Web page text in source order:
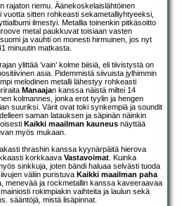
rajaton riemu. Äänekoskelaislähtöinen
sitten rohkeasti sekametalliyhtyeeksi,
ilmestyi. Metallia toinenkin pitkäsoitto
metal paukkuvat toisiaan vasten
ja vauhti on monesti hirmuinen, jos nyt
minuutin matkasta.
ylittää ’vain’ kolme biisiä, eli tiivistystä on
asia. Pidemmistä siivuista jylhimmin
melodinen metalli lähestyy rohkeasti
Manaajan kanssa näistä miltei 14
kolmannes, jonka erot tyylin ja hengen
suuriksi. Värit ovat toki synkempiä ja soundit
saman latauksen ja säpinän näinkin
Kaikki maailman kauneus näyttää
myös mukaan.
thrashin kanssa kyynärpäitä hierova
korkkaava Vastavoimat . Kuinka
sinkkuja, joten bändi haluaa selvästi tuoda
väliin puristuva Kaikki maailman paha
menevää ja rockmetallin kanssa kaveeraavaa
rokimpiakin vaihteita ja laulun sekä
sääntöjä, mistä lisäpinnat.